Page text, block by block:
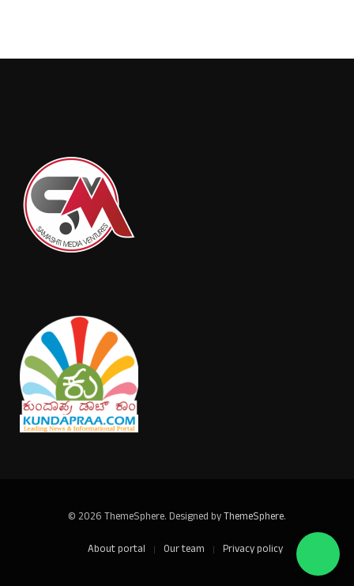
© 2026 ThemeSphere. Designed byThemeSphere.
About portal
Our team Privacy policy